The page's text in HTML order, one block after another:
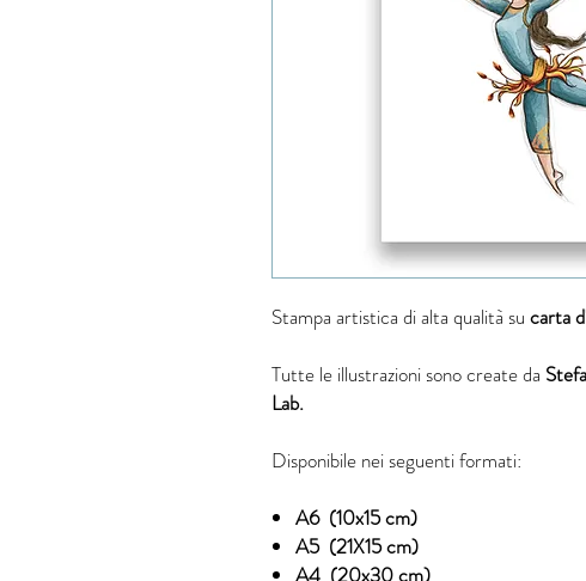
Stampa artistica di alta qualità su carta
Tutte le illustrazioni sono create da
Lab.
Disponibile nei seguenti formati:
A6 (10x15 cm)
A5 (21X15 cm)
A4 (20x30 cm)